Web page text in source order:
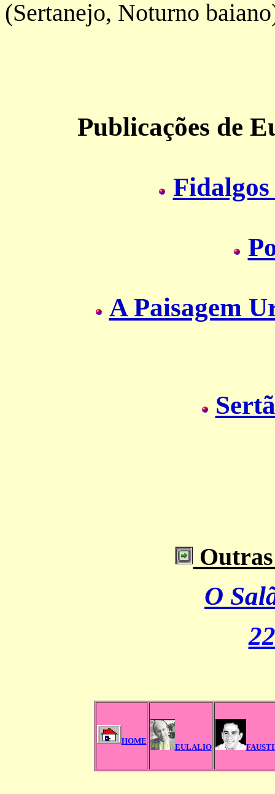
(Sertanejo, Noturno
Publicações de
Fidalgos
A Paisagem
O
HOME
EULALIO